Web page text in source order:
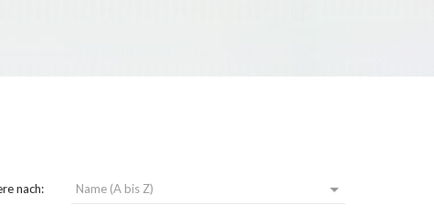
nach: Name (A bis Z) 